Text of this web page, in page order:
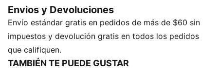
un logotipo extraterrestre en el talón.
CARACTERÍSTICAS Y BENEFICIOS
El empeine está fabricado con al menos un 30 % de
materiales reciclados
DETALLES
Envios y Devoluciones
Envío estándar gratis en pedidos de más de $60 sin
impuestos y devolución gratis en todos los pedidos
que califiquen.
TAMBIÉN TE PUEDE GUSTAR